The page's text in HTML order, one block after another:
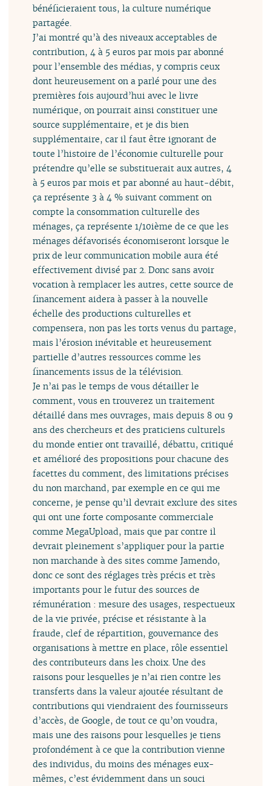
bénéficieraient tous, la culture numérique
partagée.
J’ai montré qu’à des niveaux acceptables de
contribution, 4 à 5 euros par mois par abonné
pour l’ensemble des médias, y compris ceux
dont heureusement on a parlé pour une des
premières fois aujourd’hui avec le livre
numérique, on pourrait ainsi constituer une
source supplémentaire, et je dis bien
supplémentaire, car il faut être ignorant de
toute l’histoire de l’économie culturelle pour
prétendre qu’elle se substituerait aux autres, 4
à 5 euros par mois et par abonné au haut-débit,
ça représente 3 à 4 % suivant comment on
compte la consommation culturelle des
ménages, ça représente 1/10ième de ce que les
ménages défavorisés économiseront lorsque le
prix de leur communication mobile aura été
effectivement divisé par 2. Donc sans avoir
vocation à remplacer les autres, cette source de
financement aidera à passer à la nouvelle
échelle des productions culturelles et
compensera, non pas les torts venus du partage,
mais l’érosion inévitable et heureusement
partielle d’autres ressources comme les
financements issus de la télévision.
Je n’ai pas le temps de vous détailler le
comment, vous en trouverez un traitement
détaillé dans mes ouvrages, mais depuis 8 ou 9
ans des chercheurs et des praticiens culturels
du monde entier ont travaillé, débattu, critiqué
et amélioré des propositions pour chacune des
facettes du comment, des limitations précises
du non marchand, par exemple en ce qui me
concerne, je pense qu’il devrait exclure des sites
qui ont une forte composante commerciale
comme MegaUpload, mais que par contre il
devrait pleinement s’appliquer pour la partie
non marchande à des sites comme Jamendo,
donc ce sont des réglages très précis et très
importants pour le futur des sources de
rémunération : mesure des usages, respectueux
de la vie privée, précise et résistante à la
fraude, clef de répartition, gouvernance des
organisations à mettre en place, rôle essentiel
des contributeurs dans les choix. Une des
raisons pour lesquelles je n’ai rien contre les
transferts dans la valeur ajoutée résultant de
contributions qui viendraient des fournisseurs
d’accès, de Google, de tout ce qu’on voudra,
mais une des raisons pour lesquelles je tiens
profondément à ce que la contribution vienne
des individus, du moins des ménages eux-
mêmes, c’est évidemment dans un souci